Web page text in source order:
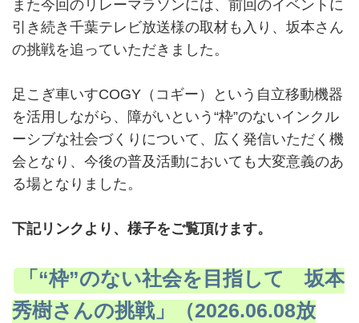
また今回のリレーマラソンには、前回のイベントに
引き続き千葉テレビ放送様の取材も入り、坂本さん
の挑戦を追っていただきました。
足こぎ車いすCOGY（コギー）という自立移動機器
を活用しながら、障がいという“枠”のないインクル
ーシブな社会づくりについて、広く発信いただく機
会となり、今後の普及活動においても大変意義のあ
る場となりました。
下記リンクより、様子をご覧頂けます。
「“枠”のない社会を目指して 坂本
秀樹さんの挑戦」（2026.06.08放